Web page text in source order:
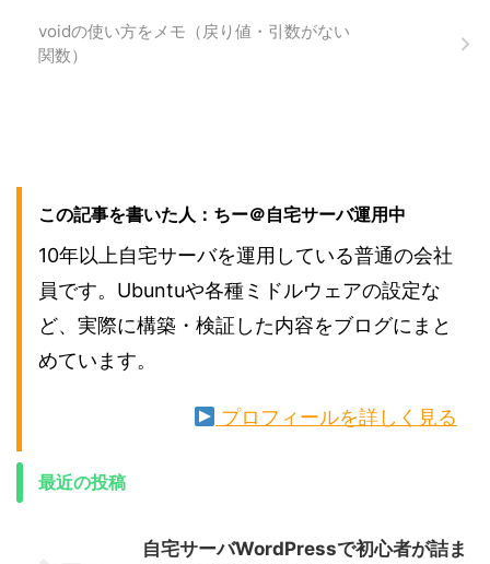
voidの使い方をメモ（戻り値・引数がない
関数）
この記事を書いた人：ちー＠自宅サーバ運用中
10年以上自宅サーバを運用している普通の会社
員です。Ubuntuや各種ミドルウェアの設定な
ど、実際に構築・検証した内容をブログにまと
めています。
プロフィールを詳しく見る
最近の投稿
自宅サーバWordPressで初心者が詰ま